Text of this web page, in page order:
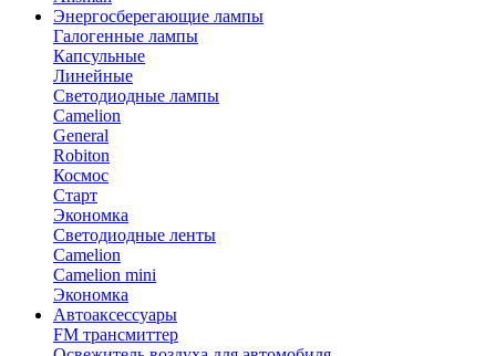
Энергосберегающие лампы
Галогенные лампы
Капсульные
Линейные
Светодиодные лампы
Camelion
General
Robiton
Космос
Старт
Экономка
Светодиодные ленты
Camelion
Camelion mini
Экономка
Автоаксессуары
FM трансмиттер